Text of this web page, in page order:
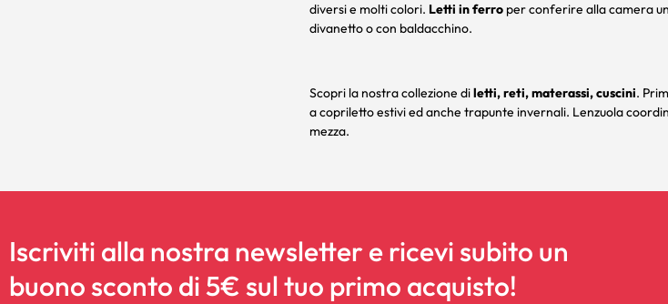
diversi e molti colori. Letti in ferro per conferire alla camera
divanetto o con baldacchino.
Scopri la nostra collezione diletti, reti, materassi, cuscini.
a copriletto estivi ed anche trapunte invernali. Lenzuola
mezza.
Iscriviti alla nostra newsletter e ricevi subito un
buono sconto di 5€ sul tuo primo acquisto!